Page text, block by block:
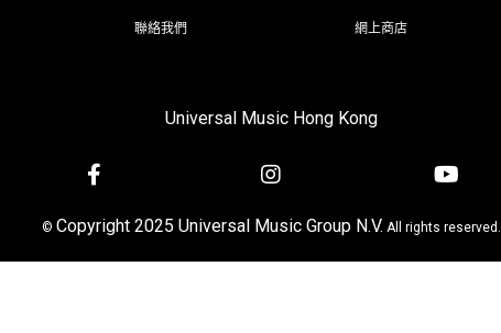
聯絡我們 網上商店
Universal Music Hong Kong
© Copyright 2025 Universal Music Group N.V. All rights reserved.